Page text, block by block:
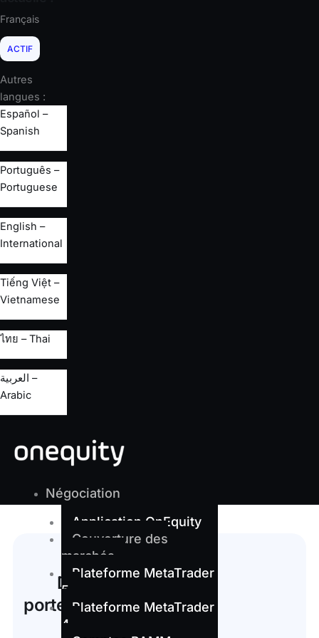
Français
ACTIF
Autres
langues :
Español –
Spanish
Português –
Portuguese
English –
International
Tiếng Việt –
Vietnamese
ไทย – Thai
العربية –
Arabic
Négociation
Application OnEquity
Couverture des
marchés
Plateforme MetaTrader
5
Plateforme MetaTrader
4
Diversifiez votre
portefeuille sur plusieurs